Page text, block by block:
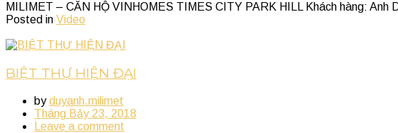
MILIMET – CĂN HỘ VINHOMES TIMES CITY PARK HILL Khách hàng:
Posted in Video
BIỆT THỰ HIỆN ĐẠI
byduyanh.milimet
Tháng Bảy 23, 2018
Leave a comment